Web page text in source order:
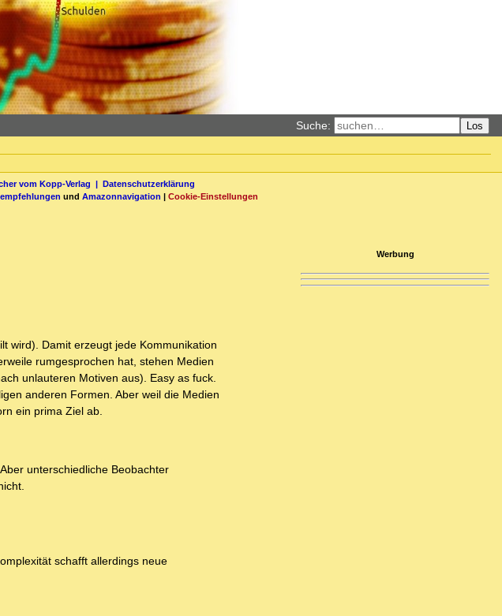
Suche: Los
vom Kopp-Verlag | Datenschutzerklärung
und Amazonnavigation | Cookie-Einstellungen
wird). Damit erzeugt jede Kommunikation
rumgesprochen hat, stehen Medien
unlauteren Motiven aus). Easy as fuck.
anderen Formen. Aber weil die Medien
ein prima Ziel ab.
unterschiedliche Beobachter
schafft allerdings neue
Werbung